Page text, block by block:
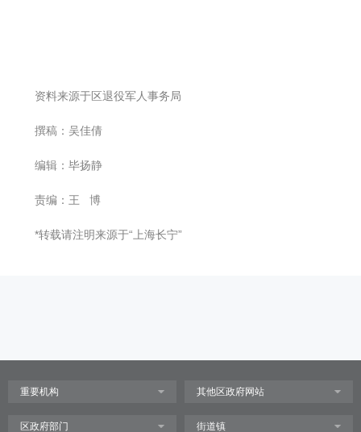
资料来源于区退役军人事务局
撰稿：吴佳倩
编辑：毕扬静
责编：王 博
*转载请注明来源于“上海长宁”